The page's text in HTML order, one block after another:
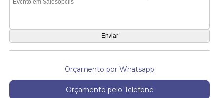
Orçamento por Whatsapp
Orçamento pelo Telefone